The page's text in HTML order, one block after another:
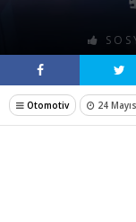
Otomotiv 24